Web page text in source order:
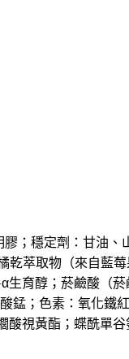
；穩定劑：甘油、
乾萃取物（來自藍莓
生育醇；菸鹼酸（菸
錳；色素：氧化鐵
視黃酯；蝶酰單谷